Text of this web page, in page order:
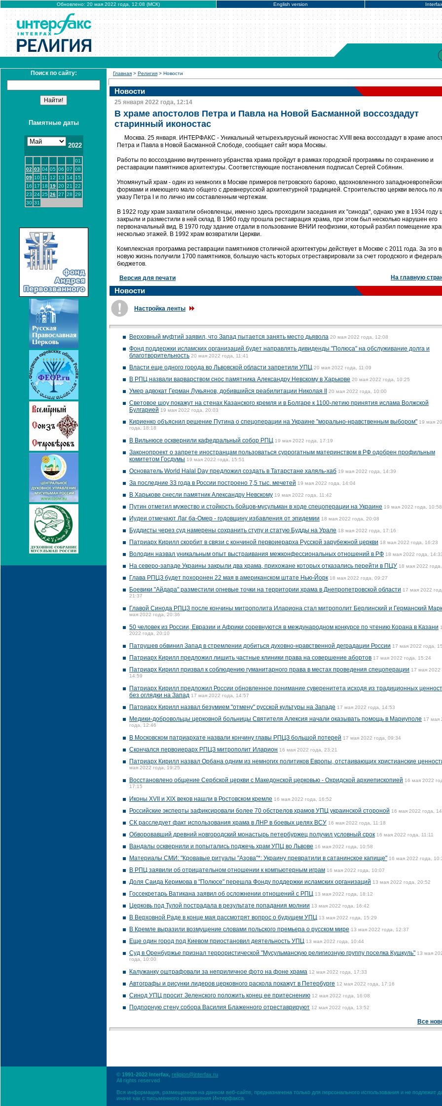
Обновлено: 20 мая 2022 года, 12:08 (МСК) English version
Поиск по сайту:
Памятные даты
2022
01
02 03 04 05 06 07 08
09 10 11 12 13 14 15
16 17 18 19 20 21
22
23 24 25 26 27 28 29
30 31
Главная > Религия > Новости
Новости
25 января 2022 года, 12:14
В храме апостолов Петра и Павла на Новой Басманной воссоздадут
старинный иконостас
Москва. 25 января. ИНТЕРФАКС - Уникальный четырехъярусный иконостас XVIII века воссоздадут в храме
Петра и Павла в Новой Басманной Слободе, сообщает сайт мэра Москвы.
Работы по воссозданию внутреннего убранства храма пройдут в рамках городской программы по сохранению и
реставрации памятников архитектуры. Соответствующие постановления подписал Сергей Собянин.
Упомянутый храм - один из немногих в Москве примеров петровского барокко, вдохновленного
формами и имеющего мало общего с древнерусской архитектурной традицией. Строительство церкви велось по
указу Петра I и по лично им составленным чертежам.
В 1922 году храм захватили обновленцы, именно здесь проходили заседания их "синода", однако уже в 1934 году
закрыли и разместили в ней склад. В 1960 году прошла реставрация храма, при этом был несколько нарушен его
первоначальный вид. В 1970 году здание отдали в пользование ВНИИ геофизики, который разбил помещение
несколько этажей. В 1992 храм возвратили Церкви.
Комплексная программа реставрации памятников столичной архитектуры действует в Москве с 2011 года. За это
новую жизнь получили 1700 памятников, большую часть которых отреставрировали за счет городского и
бюджетов.
Версия для печати На главную
Новости
Настройка ленты
Верховный муфтий заявил, что Запад пытается занять место дьявола 20 мая 2022 года, 12:08
Фонд поддержки исламских организаций будет направлять дивиденды "Полюса" на обслуживание долга и
благотворительность 20 мая 2022 года, 11:41
Власти еще одного города во Львовской области запретили УПЦ 20 мая 2022 года, 11:09
В РПЦ назвали варварством снос памятника Александру Невскому в Харькове 20 мая 2022 года, 10:25
Умер адвокат Герман Лукьянов, добившийся реабилитации Николая II 20 мая 2022 года, 10:00
Световое шоу покажут на стенах Казанского кремля и в Болгаре к 1100-летию принятия ислама Волжской
Булгарией 19 мая 2022 года, 20:03
Кириенко объяснил решение Путина о спецоперации на Украине "морально-нравственным выбором" 19 мая
года, 18:18
В Вильнюсе осквернили кафедральный собор РПЦ 19 мая 2022 года, 17:19
Законопроект о запрете иностранцам пользоваться суррогатным материнством в РФ одобрен профильным
комитетом Госдумы 19 мая 2022 года, 15:51
Основатель World Halal Day предложил создать в Татарстане халяль-хаб 19 мая 2022 года, 14:39
За последние 33 года в России построено 7,5 тыс. мечетей 19 мая 2022 года, 14:04
В Харькове снесли памятник Александру Невскому 19 мая 2022 года, 11:42
Путин отметил мужество и стойкость бойцов-мусульман в ходе спецоперации на Украине 19 мая 2022 года, 10:58
Иудеи отмечают Лаг ба-Омер - годовщину избавления от эпидемии 18 мая 2022 года, 20:08
Буддисты через суд намерены сохранить ступу и статую Будды на Урале 18 мая 2022 года, 17:16
Патриарх Кирилл скорбит в связи с кончиной первоиерарха Русской зарубежной церкви 18 мая 2022 года, 16:23
Володин назвал уникальным опыт выстраивания межконфессиональных отношений в РФ 18 мая 2022 года,
На северо-западе Украины закрыли два храма, прихожане которых отказались перейти в ПЦУ 18 мая 2022
Глава РПЦЗ будет похоронен 22 мая в американском штате Нью-Йорк 18 мая 2022 года, 09:27
Боевики "Айдара" разместили огневые точки на территории храма в Днепропетровской области 17 мая 2022
21:37
Главой Синода РПЦЗ после кончины митрополита Илариона стал митрополит Берлинский и Германский Марк
мая 2022 года, 20:36
50 человек из России, Евразии и Африки соревнуются в международном конкурсе по чтению Корана в Казани
2022 года, 20:10
Патрушев обвинил Запад в стремлении добиться духовно-нравственной деградации России 17 мая 2022 года,
Патриарх Кирилл предложил лишить частные клиники права на совершение абортов 17 мая 2022 года, 15:24
Патриарх Кирилл призвал к соблюдению гуманитарного права в местах проведения спецоперации 17 мая 2022
14:59
Патриарх Кирилл предложил России обновленное понимание суверенитета исходя из традиционных
без оглядки на Запад 17 мая 2022 года, 14:57
Патриарх Кирилл назвал безумием "отмену" русской культуры на Западе 17 мая 2022 года, 14:53
Медики-добровольцы церковной больницы Cвятителя Алексия начали оказывать помощь в Мариуполе 17 мая
года, 12:46
В Московском патриархате назвали кончину главы РПЦЗ большой потерей 17 мая 2022 года, 09:34
Скончался первоиерарх РПЦЗ митрополит Иларион 16 мая 2022 года, 23:21
Патриарх Кирилл назвал Орбана одним из немногих политиков Европы, отстаивающих христианские
мая 2022 года, 19:25
Восстановлено общение Сербской церкви с Македонской церковью - Охридской архиепископией 16 мая 2022
17:15
Иконы XVII и XIX веков нашли в Ростовском кремле 16 мая 2022 года, 16:52
Российские эксперты зафиксировали более 70 обстрелов храмов УПЦ украинской стороной 16 мая 2022 года,
СК расследует факт использования храма в ЛНР в боевых целях ВСУ 16 мая 2022 года, 11:18
Обворовавший древний новгородский монастырь петербуржец получил условный срок 16 мая 2022 года, 11:11
Вандалы осквернили и попытались поджечь храм УПЦ во Львове 16 мая 2022 года, 10:58
Материалы СМИ: "Кровавые ритуалы "Азова"*: Украину превратили в сатанинское капище" 16 мая 2022 года,
В РПЦ заявили об отрицательном отношении к компьютерным играм 16 мая 2022 года, 10:07
Доля Саида Керимова в "Полюсе" перешла Фонду поддержки исламских организаций 13 мая 2022 года, 20:52
Госсекретарь Ватикана заявил об осложнении отношений с РПЦ 13 мая 2022 года, 18:12
Церковь под Тулой пострадала в результате попадания молнии 13 мая 2022 года, 16:42
В Верховной Раде в конце мая рассмотрят вопрос о будущем УПЦ 13 мая 2022 года, 15:29
В Кремле выразили возмущение словами польского премьера о русском мире 13 мая 2022 года, 12:37
Еще один город под Киевом приостановил деятельность УПЦ 13 мая 2022 года, 10:44
Суд в Оренбуржье признал террористической "Мусульманскую религиозную группу поселка Кушкуль" 13 мая
года, 10:00
Калужанку оштрафовали за неприличное фото на фоне храма 12 мая 2022 года, 17:33
Автографы и рисунки лидеров церковного раскола покажут в Петербурге 12 мая 2022 года, 17:16
Синод УПЦ просит Зеленского положить конец ее притеснению 12 мая 2022 года, 16:08
Подпорную стену собора Василия Блаженного отреставрируют 12 мая 2022 года, 13:52
Все
© 1991-2022 Interfax, religion@interfax.ru
All rights reserved
Вся информация, размещенная на данном веб-сайте, предназначена только для персонального использования и не
иначе как с письменного разрешения Интерфакса.